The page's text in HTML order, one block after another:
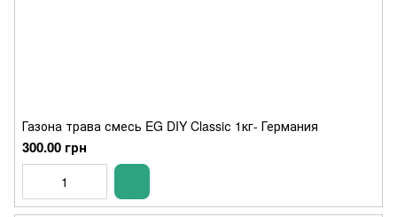
Газона трава смесь EG DIY Classiс 1кг- Германия
300.00 грн